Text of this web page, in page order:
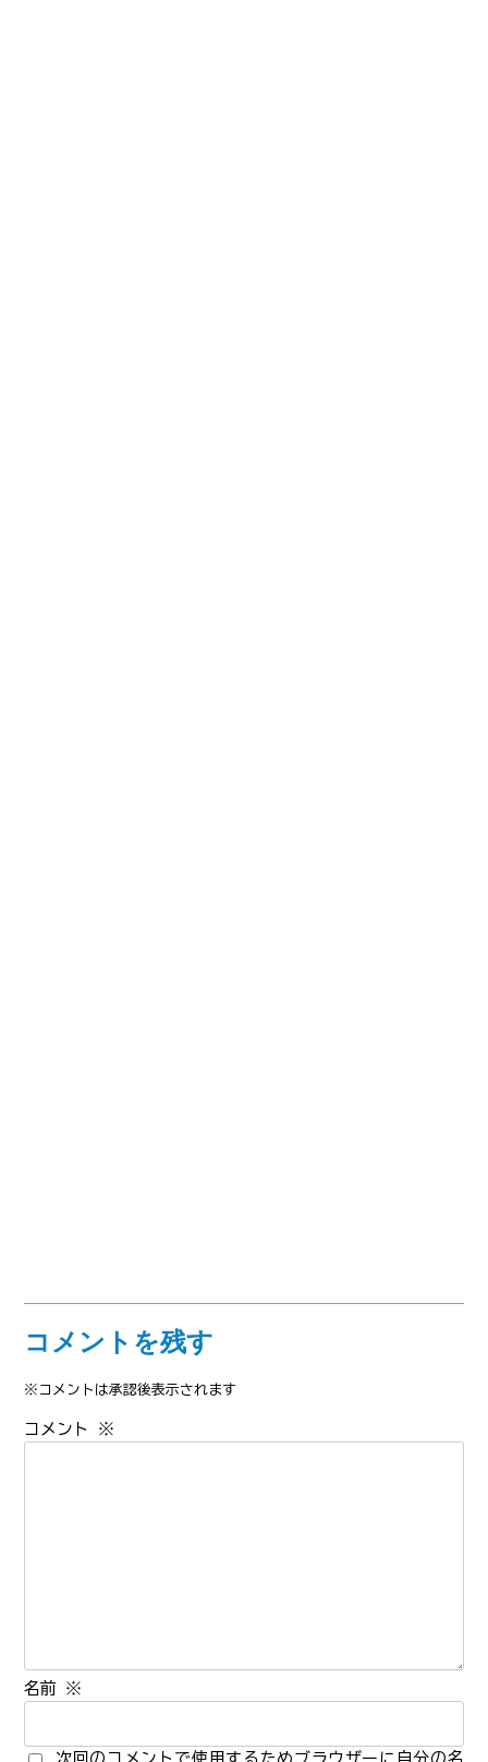
コメントを残す
※コメントは承認後表示されます
コメント ※
名前 ※
次回のコメントで使用するためブラウザーに自分の名